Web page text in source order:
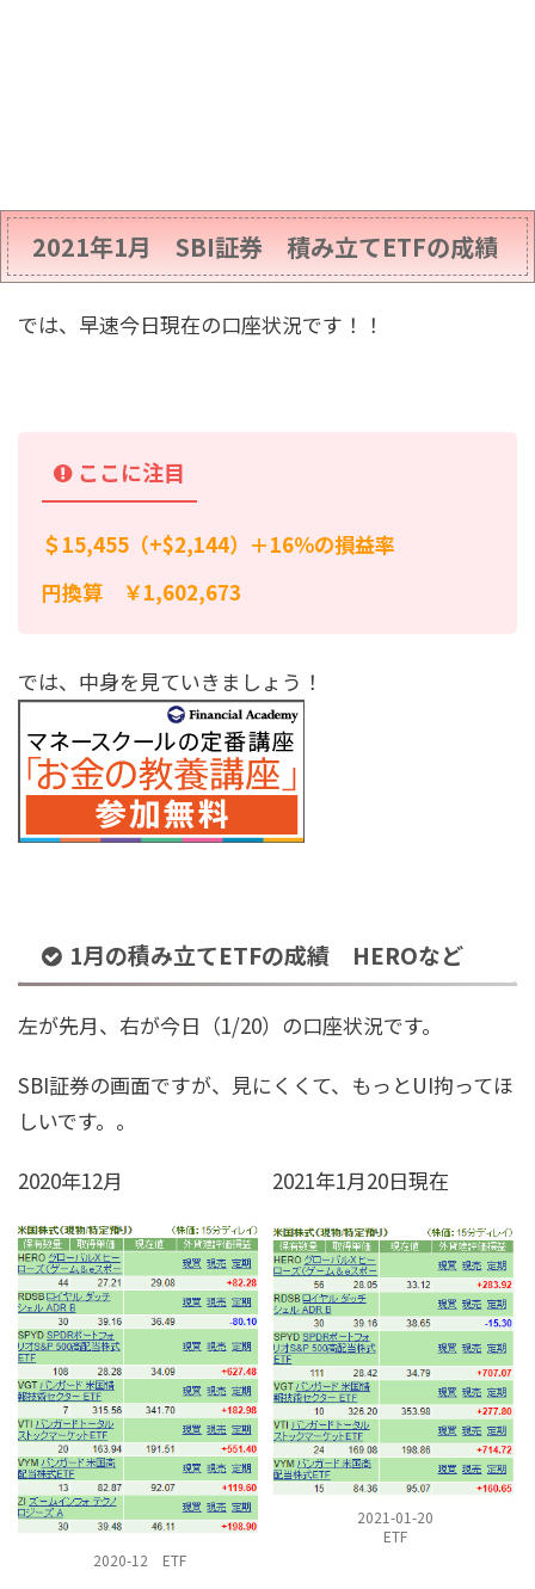
2021年1月 SBI証券 積み立てETFの成績
では、早速今日現在の口座状況です！！
ここに注目
＄15,455（+$2,144）＋16％の損益率
円換算 ￥1,602,673
では、中身を見ていきましょう！
1月の積み立てETFの成績 HEROなど
左が先月、右が今日（1/20）の口座状況です。
SBI証券の画面ですが、見にくくて、もっとUI拘ってほ
しいです。。
2020年12月
2020-12 ETF
2021年1月20日現在
2021-01-20
ETF